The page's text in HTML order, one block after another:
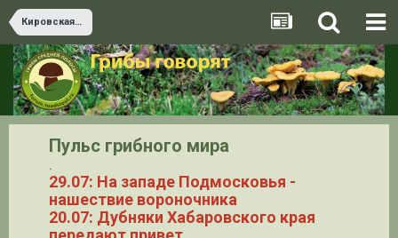
Кировская область
Пульс грибного мира
.
29.07: На западе Подмосковья -
нашествие вороночника
20.07: Дубняки Хабаровского края